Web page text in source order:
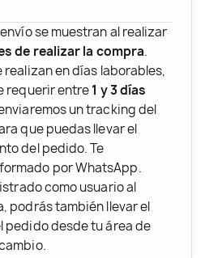
se muestran al realizar
de realizar la compra.
realizan en días laborables,
requerir entre1 y 3 días
un tracking del
que puedas llevar el
del pedido. Te
por WhatsApp.
como usuario al
podrás también llevar el
pedido desde tu área de